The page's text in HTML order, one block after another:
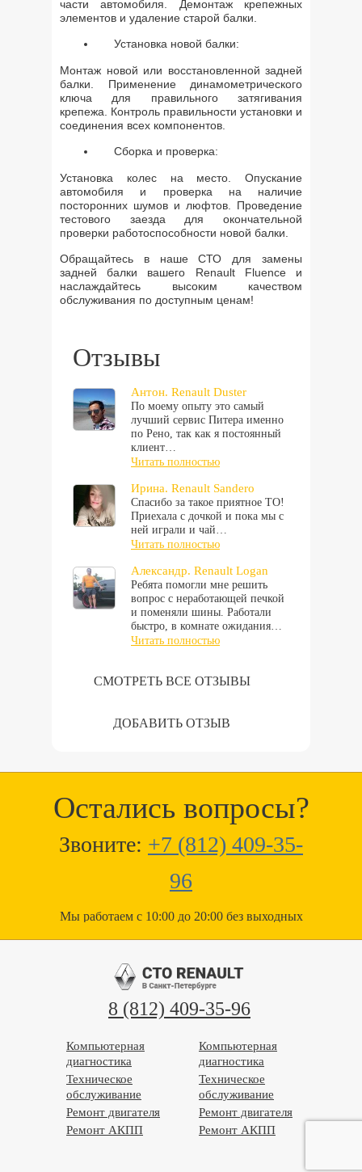
части автомобиля. Демонтаж крепежных
элементов и удаление старой балки.
Установка новой балки:
Монтаж новой или восстановленной задней
балки. Применение динамометрического
ключа для правильного затягивания
крепежа. Контроль правильности установки и
соединения всех компонентов.
Сборка и проверка:
Установка колес на место. Опускание
автомобиля и проверка на наличие
посторонних шумов и люфтов. Проведение
тестового заезда для окончательной
проверки работоспособности новой балки.
Обращайтесь в наше СТО для замены
задней балки вашего Renault Fluence и
наслаждайтесь высоким качеством
обслуживания по доступным ценам!
Отзывы
Антон. Renault Duster
По моему опыту это самый
лучший сервис Питера именно
по Рено, так как я постоянный
клиент…
Читать полностью
Ирина. Renault Sandero
Спасибо за такое приятное ТО!
Приехала с дочкой и пока мы с
ней играли и чай…
Читать полностью
Александр. Renault Logan
Ребята помогли мне решить
вопрос с неработающей печкой
и поменяли шины. Работали
быстро, в комнате ожидания…
Читать полностью
СМОТРЕТЬ ВСЕ ОТЗЫВЫ
ДОБАВИТЬ ОТЗЫВ
Остались вопросы?
Звоните: +7 (812) 409-35-
96
Мы работаем с 10:00 до 20:00 без выходных
8 (812) 409-35-96
Компьютерная
диагностика
Техническое
обслуживание
Ремонт двигателя
Ремонт АКПП
Компьютерная
диагностика
Техническое
обслуживание
Ремонт двигателя
Ремонт АКПП